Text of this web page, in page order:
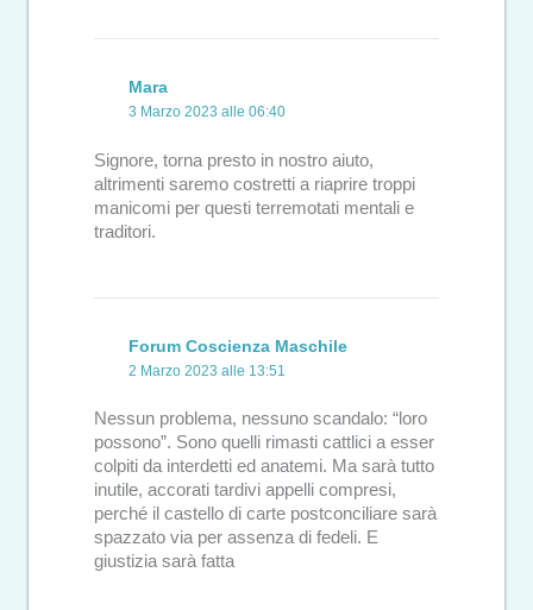
Mara
3 Marzo 2023 alle 06:40
Signore, torna presto in nostro aiuto,
altrimenti saremo costretti a riaprire troppi
manicomi per questi terremotati mentali e
traditori.
Forum Coscienza Maschile
2 Marzo 2023 alle 13:51
Nessun problema, nessuno scandalo: “loro
possono”. Sono quelli rimasti cattlici a esser
colpiti da interdetti ed anatemi. Ma sarà tutto
inutile, accorati tardivi appelli compresi,
perché il castello di carte postconciliare sarà
spazzato via per assenza di fedeli. E
giustizia sarà fatta